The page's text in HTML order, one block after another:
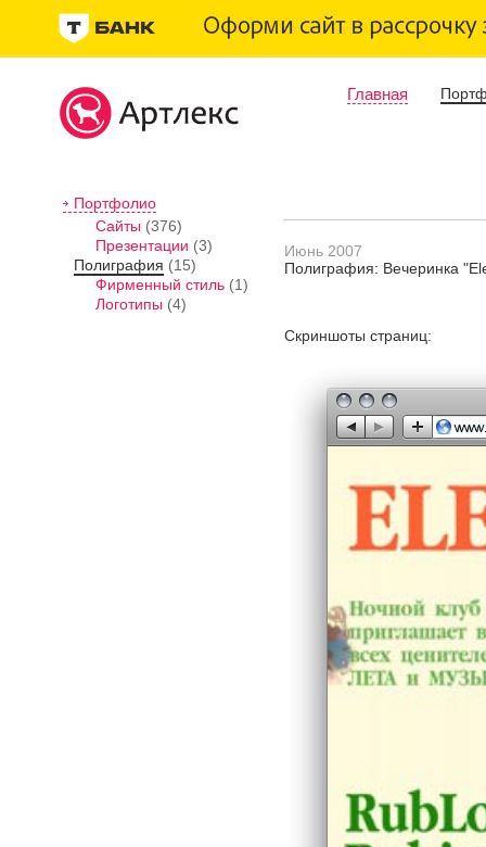
Главная
Портфолио
Сайты (376)
Презентации (3)
Полиграфия (15)
Фирменный стиль (1)
Логотипы (4)
Июнь 2007
Полиграфия: Вечеринка
Скриншоты страниц: